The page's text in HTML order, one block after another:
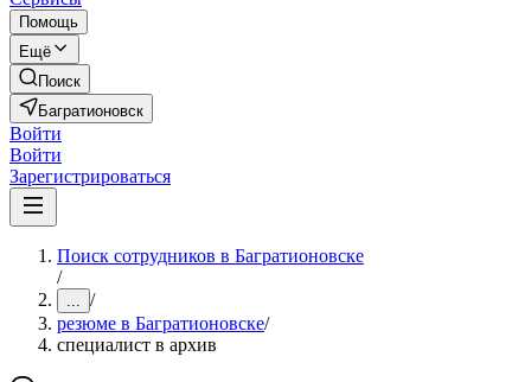
Помощь
Ещё
Поиск
Багратионовск
Войти
Войти
Зарегистрироваться
Поиск сотрудников в Багратионовске
/
... /
резюме в Багратионовске/
специалист в архив